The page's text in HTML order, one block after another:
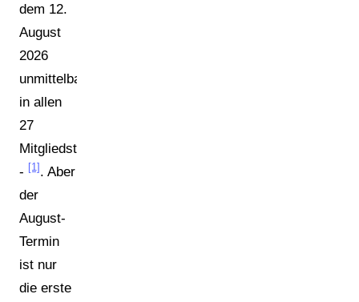
dem 12.
August
2026
unmittelbar
in allen
27
Mitgliedstaaten
- [1] . Aber
der
August-
Termin
ist nur
die erste